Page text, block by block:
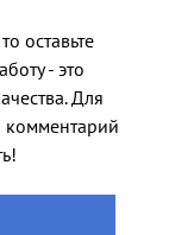
оставьте
- это
Для
комментарий